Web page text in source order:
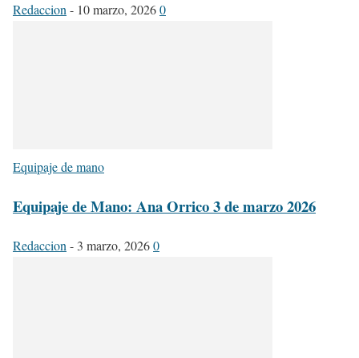
Redaccion- 10 marzo, 20260
Equipaje de mano
Equipaje de Mano: Ana Orrico 3 de marzo 2026
Redaccion - 3 marzo, 20260